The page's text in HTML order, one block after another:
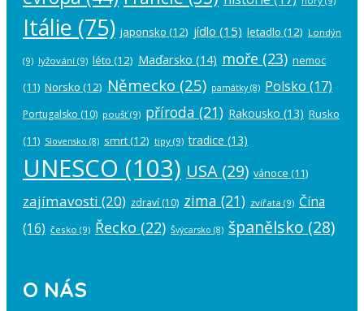
Itálie (75) japonsko (12) jídlo (15) letadlo (12) Londýn
(9) lyžování (9) léto (12) Maďarsko (14) moře (23) nemoc
(11) Norsko (12) Německo (25) památky(8) Polsko (17)
Portugalsko (10) poušť(9) příroda (21) Rakousko (13) Rusko
(11) Slovensko (8) smrt(12) tipy (9) tradice (13)
UNESCO (103) USA (29) vánoce (11)
zajímavosti (20) zdraví (10) zima (21) zvířata (9) Čína
(16) česko (9) Řecko (22) Švýcarsko (8) španělsko (28)
O NÁS